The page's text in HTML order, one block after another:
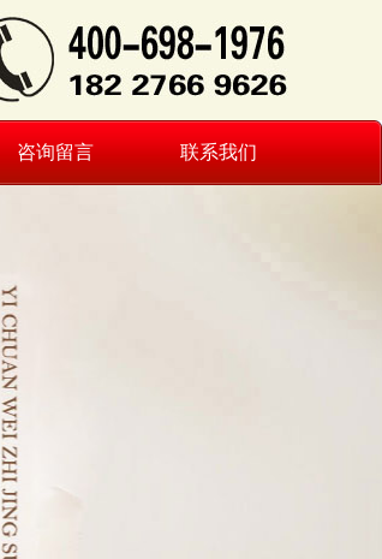
咨询留言 联系我们